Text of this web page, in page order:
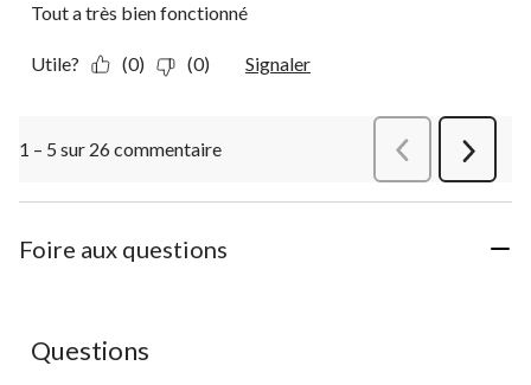
Tout a très bien fonctionné
Utile? (0) (0) Signaler
1 – 5 sur 26 commentaire
Suivant
Foire aux questions
Aucune question n'a été posée sur ce produit.
Questions